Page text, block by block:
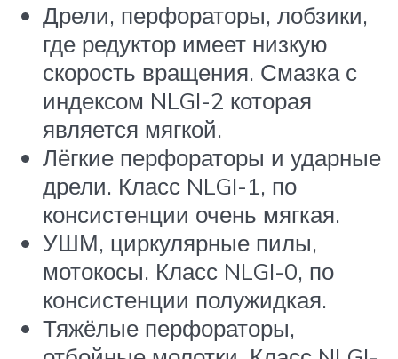
Дрели, перфораторы, лобзики,
где редуктор имеет низкую
скорость вращения. Смазка с
индексом NLGI-2 которая
является мягкой.
Лёгкие перфораторы и ударные
дрели. Класс NLGI-1, по
консистенции очень мягкая.
УШМ, циркулярные пилы,
мотокосы. Класс NLGI-0, по
консистенции полужидкая.
Тяжёлые перфораторы,